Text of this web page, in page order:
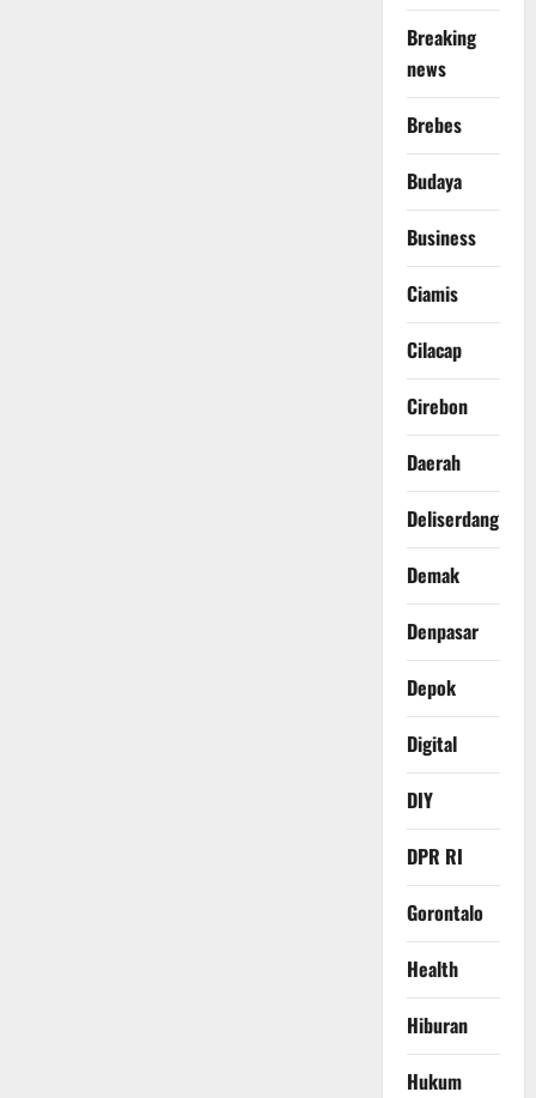
Breaking
news
Brebes
Budaya
Business
Ciamis
Cilacap
Cirebon
Daerah
Deliserdang
Demak
Denpasar
Depok
Digital
DIY
DPR RI
Gorontalo
Health
Hiburan
Hukum